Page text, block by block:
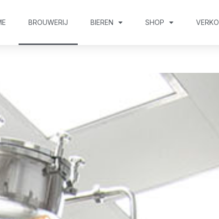
BROUWERIJ BIEREN SHOP